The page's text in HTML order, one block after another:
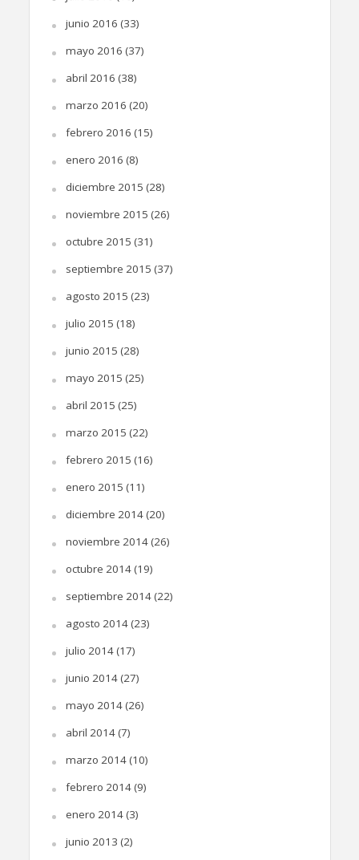
junio 2016 (33)
mayo 2016 (37)
abril 2016 (38)
marzo 2016 (20)
febrero 2016 (15)
enero 2016 (8)
diciembre 2015 (28)
noviembre 2015 (26)
octubre 2015 (31)
septiembre 2015 (37)
agosto 2015 (23)
julio 2015 (18)
junio 2015 (28)
mayo 2015 (25)
abril 2015 (25)
marzo 2015 (22)
febrero 2015 (16)
enero 2015 (11)
diciembre 2014(20)
noviembre 2014(26)
octubre 2014(19)
septiembre 2014(22)
agosto 2014(23)
julio 2014(17)
junio 2014(27)
mayo 2014(26)
abril 2014(7)
marzo 2014(10)
febrero 2014(9)
enero 2014(3)
junio 2013 (2)